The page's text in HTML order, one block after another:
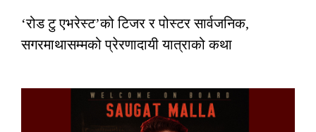
‘रोड टु एभरेस्ट’को टिजर र पोस्टर सार्वजनिक,
सगरमाथासम्मको प्रेरणादायी यात्राको कथा